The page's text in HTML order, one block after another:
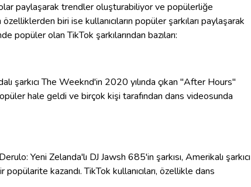
paylaşarak trendler oluşturabiliyor ve popülerliğe
biri ise kullanıcıların popüler şarkıları paylaşarak
popüler olan TikTok şarkılarından bazıları:
şarkıcı The Weeknd'in 2020 yılında çıkan "After Hours"
hale geldi ve birçok kişi tarafından dans videosunda
Yeni Zelanda'lı DJ Jawsh 685'in şarkısı, Amerikalı şarkıcı
kazandı. TikTok kullanıcıları, özellikle dans